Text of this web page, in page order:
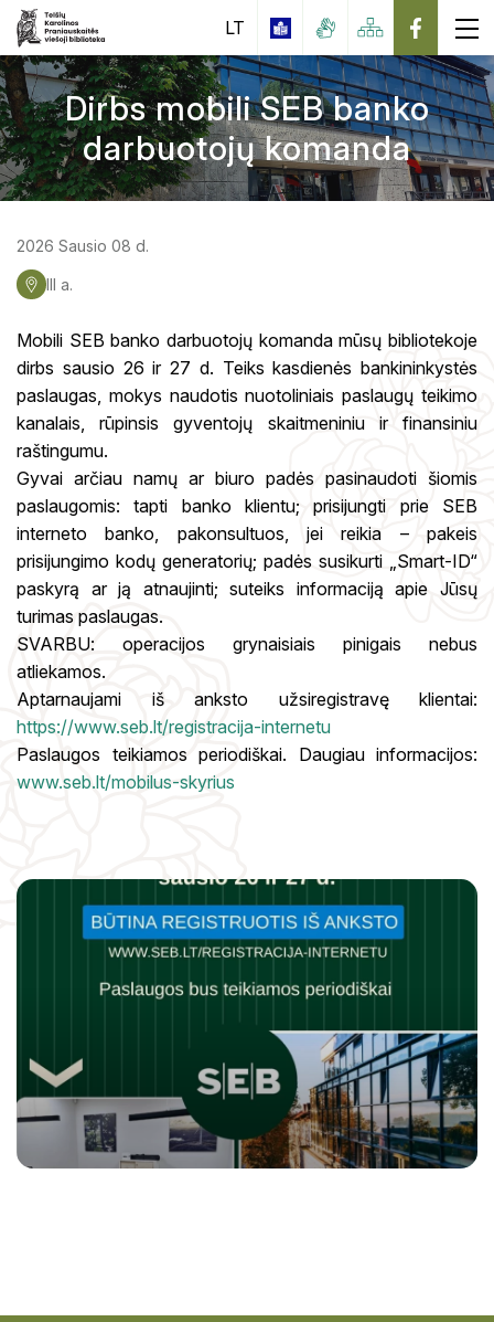
Apie biblioteką
Suaugusiųjų skaitytojų aptarnavimo skyrius
Nemokamos paslaugos
Mokamos paslaugos
Tarpbibliotekinis abonementas (TBA)
Elektroninių Leidinių Valdymo Informacinė
Sistema (ELVIS)
iBiblioteka
Naujos knygos
Periodika
Edukacijos vaikams ir jaunimui
Kultūros paso edukacijos moksleiviams
Karolina Praniauskaitė
Datų kalendorius
Virtualios parodos
Rekomenduojama literatūra moksleiviams
Skaitymo akcijos, konkursai
LT
Dirbs mobili SEB banko
darbuotojų komanda
2026 Sausio 08 d.
III a.
Mobili SEB banko darbuotojų komanda mūsų bibliotekoje
dirbs sausio 26 ir 27 d. Teiks kasdienės bankininkystės
paslaugas, mokys naudotis nuotoliniais paslaugų teikimo
kanalais, rūpinsis gyventojų skaitmeniniu ir finansiniu
raštingumu.
Gyvai arčiau namų ar biuro padės pasinaudoti šiomis
paslaugomis: tapti banko klientu; prisijungti prie SEB
interneto banko, pakonsultuos, jei reikia – pakeis
prisijungimo kodų generatorių; padės susikurti „Smart-ID“
paskyrą ar ją atnaujinti; suteiks informaciją apie Jūsų
turimas paslaugas.
SVARBU: operacijos grynaisiais pinigais nebus
atliekamos.
Aptarnaujami iš anksto užsiregistravę klientai:
https://www.seb.lt/registracija-internetu
Paslaugos teikiamos periodiškai. Daugiau informacijos:
www.seb.lt/mobilus-skyrius